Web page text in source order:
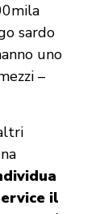
sardo
uno
–
il